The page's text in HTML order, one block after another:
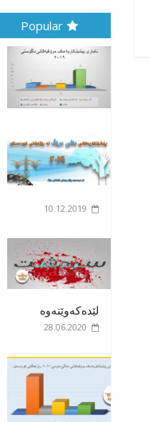
Popular
10.12.2019
لێدەکەوێتەوە
28.06.2020